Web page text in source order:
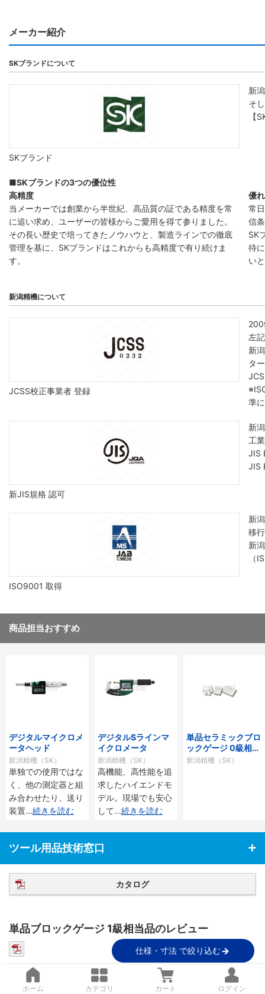
メーカー紹介
SKブランドについて
SKブランド
新
そ
【
■SKブランドの3つの優位性
高精度
当メーカーでは創業から半世紀、高品質の証である精度を常
に追い求め、ユーザーの皆様からご愛用を得て参りました。
その長い歴史で培ってきたノウハウと、製造ラインでの徹底
管理を基に、SKブランドはこれからも高精度で有り続けま
す。
優
常
信
SK
待
い
新潟精機について
JCSS校正事業者 登録
左
新
タ
準
新JIS規格 認可
新
工
JIS
JIS
ISO9001 取得
新
移
新
（
商品担当おすすめ
デジタルマイクロメ
ータヘッド
新潟精機（SK）
単独での使用ではな
く、他の測定器と組
み合わせたり、送り
装置...続きを読む
デジタルSラインマ
イクロメータ
新潟精機（SK）
高機能、高性能を追
求したハイエンドモ
デル。現場でも安心
して...続きを読む
単品セラミックブロ
ックゲージ 0級相当
品
新潟精機（SK）
ツール用品技術窓口
カタログ
単品ブロックゲージ 1級相当品のレビュー
4.7
平均満足度 4.7 20件のレビュー
80%
仕様・寸法 で絞り込む
ホーム カテゴリ カート ログイン